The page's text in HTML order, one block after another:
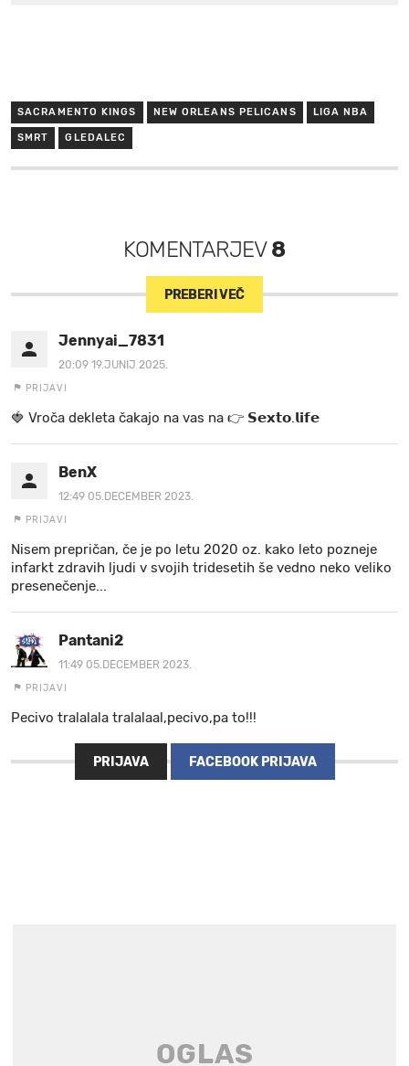
SACRAMENTO KINGS NEW ORLEANS PELICANS LIGA NBA
SMRT GLEDALEC
KOMENTARJEV8
PREBERI VEČ
Jennyai_7831
20:09 19.JUNIJ 2025.
PRIJAVI
🍓 V r o č a d e k l e t a ča k a jo na va s n a 👉 𝗦𝗲𝘅𝘁𝗼.𝗹𝗶𝗳𝗲
BenX
12:49 05.DECEMBER 2023.
PRIJAVI
Nisem prepričan, če je po letu 2020 oz. kako leto pozneje
infarkt zdravih ljudi v svojih tridesetih še vedno neko veliko
presenečenje...
Pantani2
11:49 05.DECEMBER 2023.
PRIJAVI
Pecivo tralalala tralalaal,pecivo,pa to!!!
PRIJAVA FACEBOOK PRIJAVA